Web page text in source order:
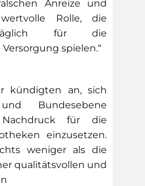
Anreize und
Rolle, die
für die
spielen.“
kündigten an, sich
Bundesebene
für die
einzusetzen.
weniger als die
qualitätsvollen und